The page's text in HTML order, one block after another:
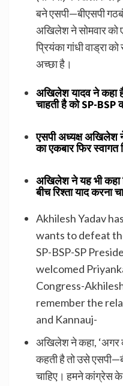
बने एसपी—बीएसपी
अखिलेश ने सोमवार को
प्रियंका गांधी वाड्रा
अच्छा है।
अखिलेश यादव ने कहा
चाहती है को SP-BSP
एसपी अध्यक्ष अखिलेश
का एकबार फिर स्वागत
अखिलेश ने यह भी
बीच रिश्ता याद करना
Akhilesh Yadav
wants to defeat
SP-BSP-SP
welcomed
Congress-
remember the
and Kannauj-
अखिलेश ने कहा, ‘अगर
कहती है तो उसे
चाहिए। हमने कांग्रेस